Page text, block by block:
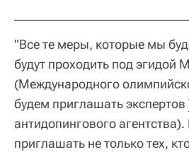
"Все те меры, которые мы
будут проходить под эгидой
(Международного
будем приглашать экспертов
антидопингового
приглашать не только тех,